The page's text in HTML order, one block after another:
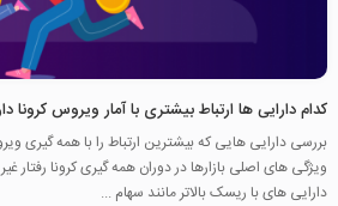
کدام دارایی ها ارتباط بیشتری با آمار ویروس کرونا
بررسی دارایی هایی که بیشترین ارتباط را با همه گیری
ویژگی های اصلی بازارها در دوران همه گیری کرونا رفتار
دارایی های با ریسک بالاتر مانند سهام ...